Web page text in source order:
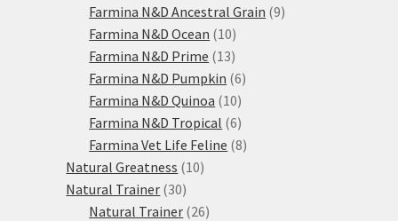
produktů
Farmina N&D Ancestral Grain 99
Farmina N&D Ocean 1010
produktů
Farmina N&D Prime 1313
produktů
Farmina N&D Pumpkin 66
Farmina N&D Quinoa 1010
produktů
Farmina N&D Tropical 66
produktů
Farmina Vet Life Feline 88
Natural Greatness 1010
Natural Trainer 3030
produktů
Natural Trainer 2626